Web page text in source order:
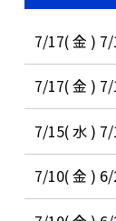
7/17( 金 ) 7/
7/17( 金 )
7/15( 水 )
7/10( 金 )